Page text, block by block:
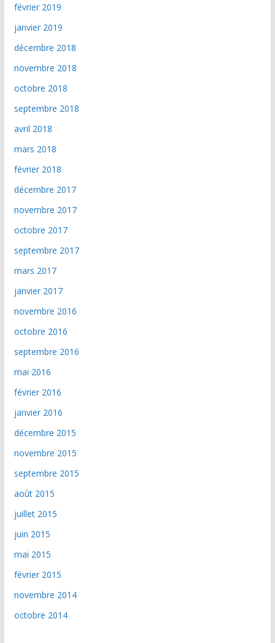
février 2019
janvier 2019
décembre 2018
novembre 2018
octobre 2018
septembre 2018
avril 2018
mars 2018
février 2018
décembre 2017
novembre 2017
octobre 2017
septembre 2017
mars 2017
janvier 2017
novembre 2016
octobre 2016
septembre 2016
mai 2016
février 2016
janvier 2016
décembre 2015
novembre 2015
septembre 2015
août 2015
juillet 2015
juin 2015
mai 2015
février 2015
novembre 2014
octobre 2014